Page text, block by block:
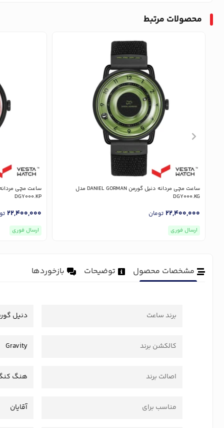
محصولات مرتبط
ساعت مچی مردانه دنیل گورمن DANIEL GORMAN مدل
DGY000.KG
22,400,000 تومان
ارسال فوری
DGY000.KP
22,400,000
ارسال فوری
مشخصات محصول توضیحات بازخوردها
برند ساعت دنیل
کالکشن برند Gravity
اصالت برند هنگ
مناسب برای آقایان